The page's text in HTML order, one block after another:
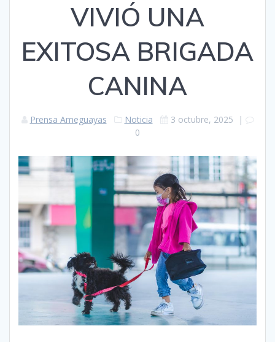
VIVIÓ UNA
EXITOSA BRIGADA
CANINA
Prensa Ameguayas Noticia 3 octubre, 2025 |
0